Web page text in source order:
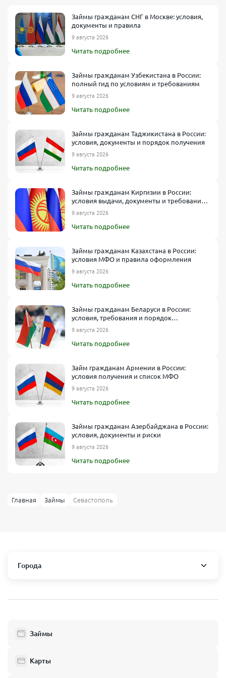
Выберите способ получения средств
Обычно самый быстрый вариант — перевод на карту. МФО
могут предлагать также электронные кошельки, счет в банке,
наличные в офисе.
Получите уведомление
SMS или письмо на e-mail о решении. Если займ одобрен, вы
увидите лимит, ставку и сроки.
Подтвердите и получите деньги
Введите код, который пришел в SMS, чтобы подтвердить свое
карту.
Суммы, которые чаще всего одобряют
Новым клиентам
кредитной истории иногда до 30 000.
Повторным заемщикам
случаях — 80 000–100 000.
При подтверждении доходов
000 рублей, но это уже ближе к условиям банковского
кредитования.
Как получить займ без отказа на карту
онлайн
Чтобы повысить шансы на одобрение, следуйте простым
Заполняйте анкету без ошибок. Любая несостыковка данных
может вызвать недоверие.
Запрашивайте умеренную сумму
кредитной истории.
Займы гражданам СНГ в Москве: условия,
документы и правила
9 августа 2026
Читать подробнее
Займы гражданам Узбекистана в России:
полный гид по условиям и требованиям
9 августа 2026
Читать подробнее
Займы гражданам Таджикистана в России:
условия, документы и порядок получения
9 августа 2026
Читать подробнее
Займы гражданам Киргизии в России:
условия выдачи, документы и требования
МФО
9 августа 2026
Читать подробнее
Займы гражданам Казахстана в России:
условия МФО и правила оформления
9 августа 2026
Читать подробнее
Займы гражданам Беларуси в России:
условия, требования и порядок
оформления
9 августа 2026
Читать подробнее
Займ гражданам Армении в России:
условия получения и список МФО
9 августа 2026
Читать подробнее
Займы гражданам Азербайджана в России:
условия, документы и риски
9 августа 2026
Читать подробнее
Главная Займы Севастополь
Города
Балаклава
Джанкой
Займы
Карты